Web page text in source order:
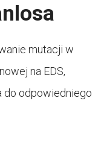
mutacji w
na EDS,
do odpowiedniego